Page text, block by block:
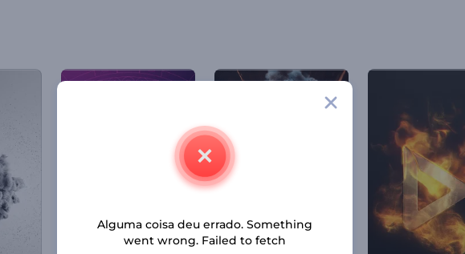
Alguma coisa deu errado. Something
went wrong. Failed to fetch